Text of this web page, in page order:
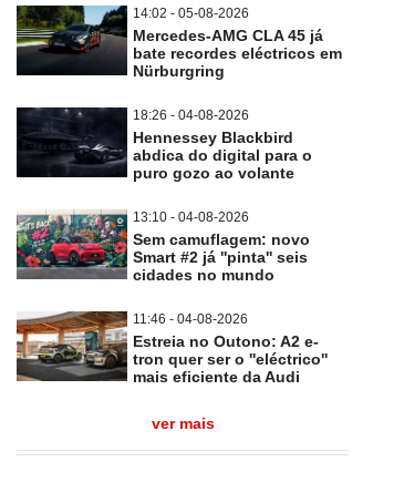
14:02 - 05-08-2026
Mercedes-AMG CLA 45 já
bate recordes eléctricos em
Nürburgring
18:26 - 04-08-2026
Hennessey Blackbird
abdica do digital para o
puro gozo ao volante
13:10 - 04-08-2026
Sem camuflagem: novo
Smart #2 já ''pinta'' seis
cidades no mundo
11:46 - 04-08-2026
Estreia no Outono: A2 e-
tron quer ser o ''eléctrico''
mais eficiente da Audi
ver mais